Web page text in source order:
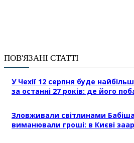
ПОВ'ЯЗАНІ СТАТТІ
У Чехії 12 серпня буде
за останні 27 років: де його
Зловживали світлинами
виманювали гроші: в Києві